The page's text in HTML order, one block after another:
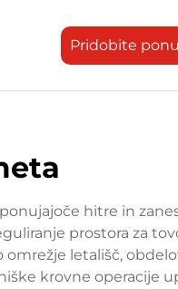
Pridobite
hitre in
prostora za
letališč,
krovne operacije